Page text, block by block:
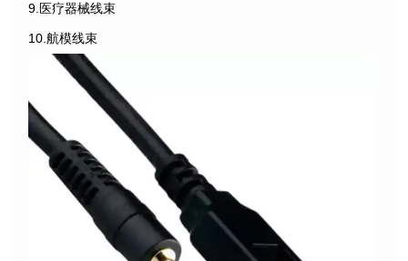
9.医疗器械线束
10.航模线束